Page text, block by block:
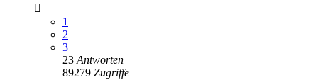
1
2
3
23 Antworten
89279 Zugriffe